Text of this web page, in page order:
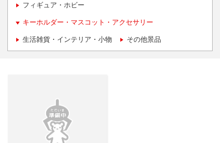
フィギュア・ホビー
キーホルダー・マスコット・アクセサリー
生活雑貨・インテリア・小物 その他景品